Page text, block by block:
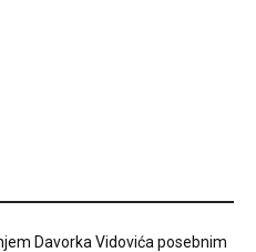
Davorka Vidovića posebnim